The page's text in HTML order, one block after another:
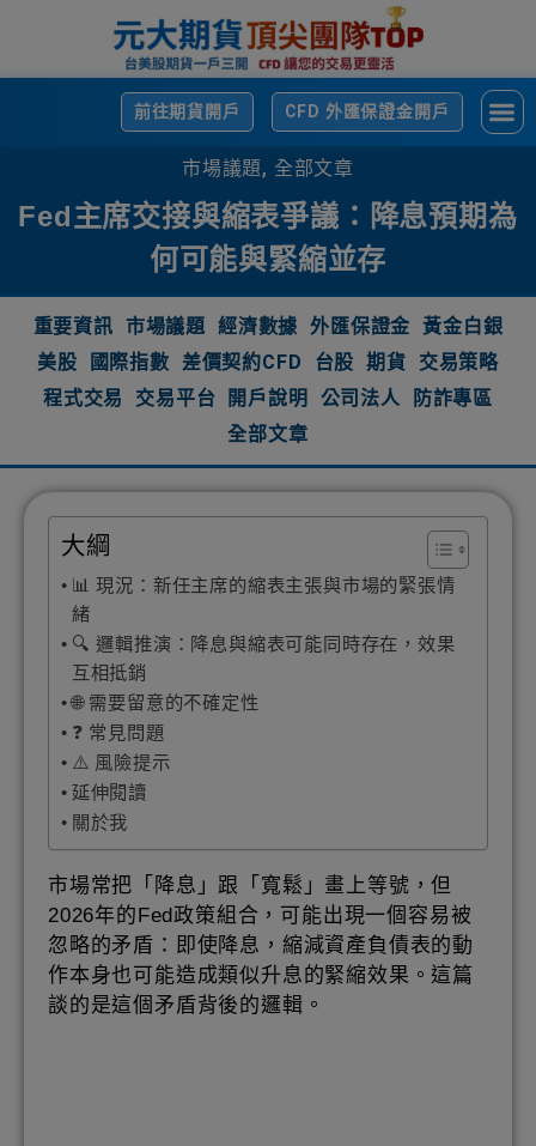
前往期貨開戶 CFD 外匯保證金開戶
市場議題, 全部文章
Fed主席交接與縮表爭議：降息預期為
何可能與緊縮並存
重要資訊 市場議題 經濟數據 外匯保證金
黃金白銀
美股
國際指數 差價契約CFD 台股 期貨
交易策略
程式交易
交易平台 開戶說明 公司法人
防詐專區
全部文章
大綱
📊 現況：新任主席的縮表主張與市場的緊張情
緒
🔍 邏輯推演：降息與縮表可能同時存在，效果
互相抵銷
🌐 需要留意的不確定性
❓ 常見問題
⚠️ 風險提示
延伸閱讀
關於我
市場常把「降息」跟「寬鬆」畫上等號，但
2026年的Fed政策組合，可能出現一個容易被
忽略的矛盾：即使降息，縮減資產負債表的動
作本身也可能造成類似升息的緊縮效果。這篇
談的是這個矛盾背後的邏輯。